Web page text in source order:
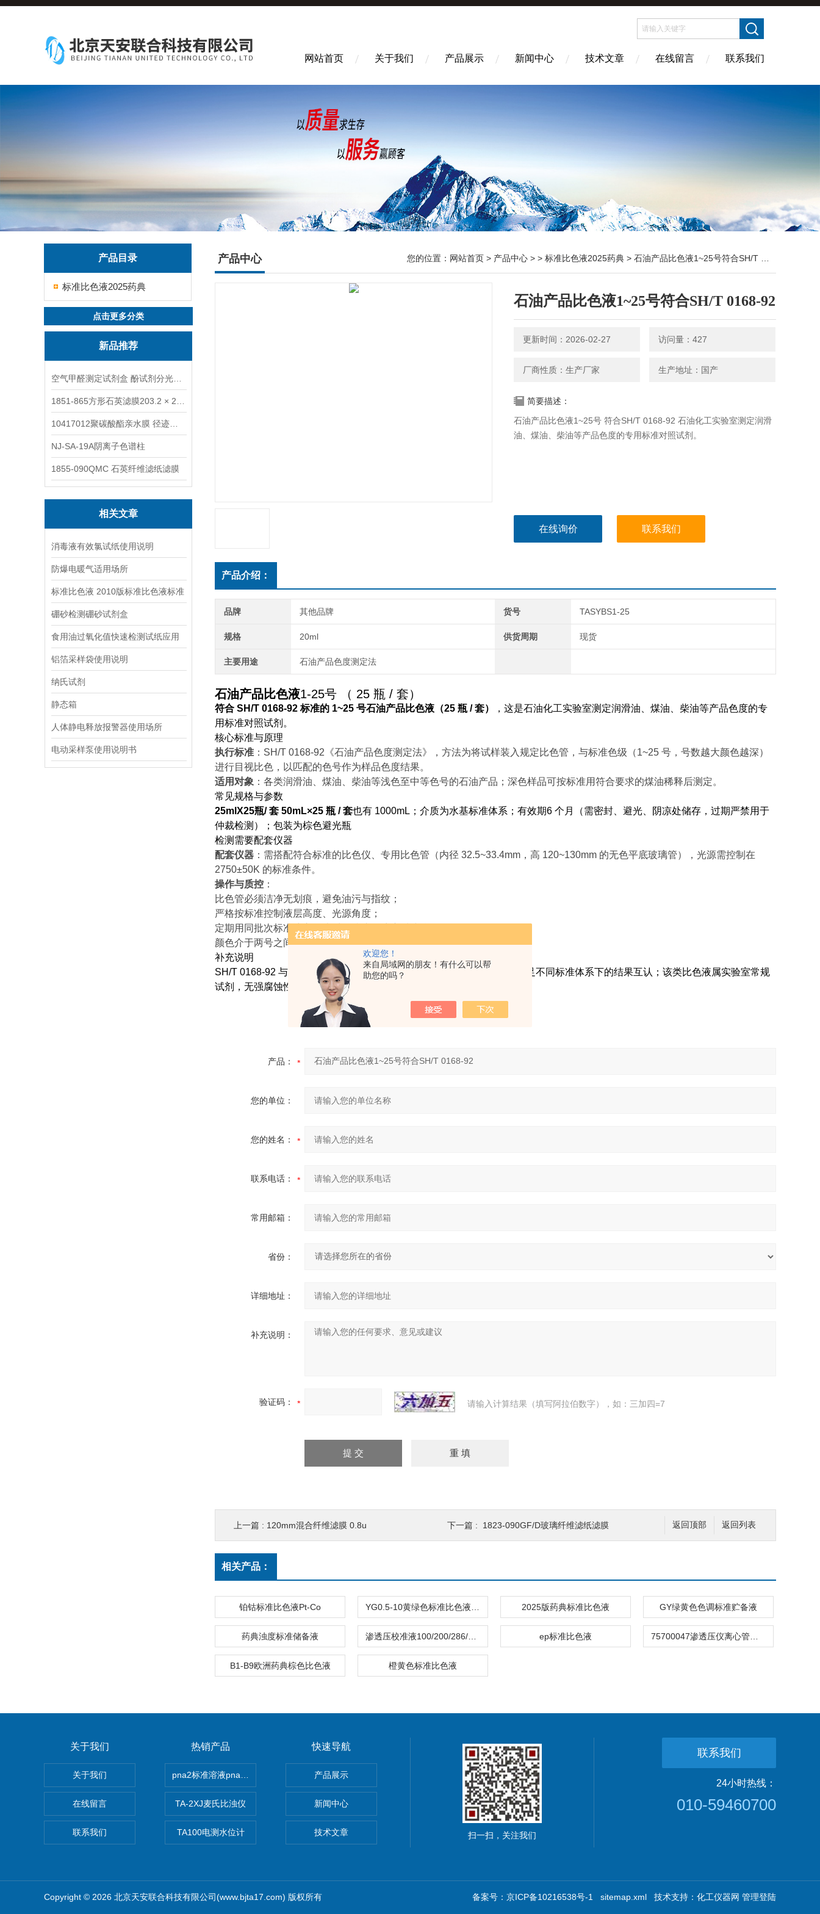
欢迎您！
来自局域网的朋友！有什么可以帮
助您的吗？
网站首页 关于我们 产品展示 新闻中心 技术文章 在线留言 联系我们
产品目录
标准比色液2025药典
点击更多分类
新品推荐
NJ-SA-19A阴离子色谱柱
1855-090QMC 石英纤维滤纸滤膜
相关文章
消毒液有效氯试纸使用说明
防爆电暖气适用场所
标准比色液 2010版标准比色液标准
硼砂检测硼砂试剂盒
食用油过氧化值快速检测试纸应用
铝箔采样袋使用说明
纳氏试剂
静态箱
人体静电释放报警器使用场所
电动采样泵使用说明书
产品中心 您的位置： 网站首页 > 产品中心 > > 标准比色液2025药典 > 石油产品比色液1~25号符合SH/T 0168-92
石油产品比色液1~25号符合SH/T 0168-92
更新时间：2026-02-27 访问量：427
厂商性质：生产厂家 生产地址：国产
简要描述：
石油产品比色液1~25号 符合SH/T 0168-92 石油化工实验室测定润滑
油、煤油、柴油等产品色度的专用标准对照试剂。
在线询价 联系我们
产品介绍：
品牌 其他品牌 货号 TASYBS1-25
规格 20ml 供货周期 现货
主要用途 石油产品色度测定法
石油产品比色液1-25号 （ 25 瓶 / 套）
符合 SH/T 0168-92 标准的 1~25 号石油产品比色液（25 瓶 /套） ，这是石油化工实验室测定润滑油、煤油、柴油等产品色度的专
用标准对照试剂。
核心标准与原理
执行标准 ： SH/T 0168-92 《石油产品色度测定法》，方法为将试样装入规定比色管，与标准色级（1~25 号，号数越大颜色越深）
进行目视比色，以匹配的色号作为样品色度结果。
适用对象 ：各类润滑油、煤油、柴油等浅色至中等色号的石油产品；深色样品可按标准用符合要求的煤油稀释后测定。
常见规格与参数
25mlX25瓶/套 50mL×25 瓶 /套也有 1000mL ；介质为水基标准体系；有效期6 个月（需密封、避光、阴凉处储存，过期严禁用于
仲裁检测）；包装为棕色避光瓶
检测需要配套仪器
配套仪器 ：需搭配符合标准的比色仪、专用比色管（内径 32.5~33.4mm ，高 120~130mm 的无色平底玻璃管），光源需控制在
2750±50K 的标准条件。
操作与质控 ：
比色管必须洁净无划痕，避免油污与指纹；
严格按标准控制液层高度、光源角度；
定期用同批次标准液交叉比对，防止色液变质或仪器漂移；
颜色介于两号之间时，按标准报告较深的色号。
补充说明
SH/T 0168-92 与 GB/T 6540、ASTM D1500有对应色号换算关系
，可满足不同标准体系下的结果互认；该类比色液属实验室常规
试剂，无强腐蚀性，但需按化学品管理规范储存，避免儿童接触。
产品：
您的单位：
您的姓名：
联系电话：
常用邮箱：
省份：
详细地址：
补充说明：
验证码： 请输入计算结果（填写阿拉伯数字），如：三加四=7
返回列表
返回顶部
上一篇 : 120mm混合纤维滤膜 0.8u 下一篇 : 1823-090GF/D玻璃纤维滤纸滤膜
相关产品：
铂钴标准比色液Pt-Co 2025版药典标准比色液 GY绿黄色色调标准贮备液
药典浊度标准储备液 ep标准比色液
B1-B9欧洲药典棕色比色液 橙黄色标准比色液
关于我们
关于我们
在线留言
联系我们
热销产品
pna2标准溶液pna3 pna4 pna5 pna6纳离子
TA-2XJ麦氏比浊仪
TA100电测水位计
快速导航
产品展示
新闻中心
技术文章 扫一扫，关注我们
联系我们
24小时热线：
010-59460700
Copyright © 2026 北京天安联合科技有限公司(www.bjta17.com) 版权所有 备案号：京ICP备10216538号-1 sitemap.xml 技术支持： 化工仪器网 管理登陆